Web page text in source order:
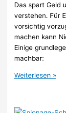
Das spart Geld
verstehen. Für
vorsichtig
machen kann
Einige
machbar:
Auto
–
Weiterlesen »